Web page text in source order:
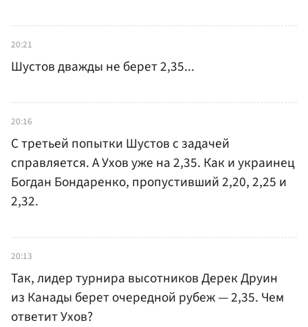
20:21
Шустов дважды не берет 2,35...
20:16
С третьей попытки Шустов с задачей
справляется. А Ухов уже на 2,35. Как и украинец
Богдан Бондаренко, пропустивший 2,20, 2,25 и
2,32.
20:13
Так, лидер турнира высотников Дерек Друин
из Канады берет очередной рубеж — 2,35. Чем
ответит Ухов?